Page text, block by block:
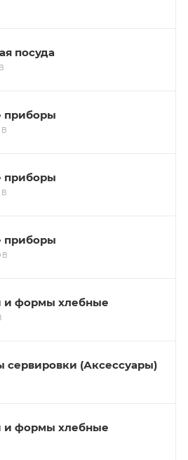
посуда
приборы
приборы
приборы
и формы хлебные
сервировки (Аксессуары)
и формы хлебные